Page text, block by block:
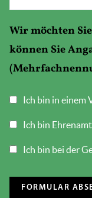
Wir möchten
können Sie
Ich bin in einem
Ich bin
Ich bin bei der